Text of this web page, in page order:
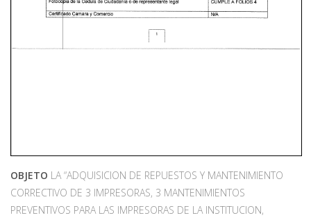
OBJETO LA “ADQUISICION DE REPUESTOS Y MANTENIMIENTO
CORRECTIVO DE 3 IMPRESORAS, 3 MANTENIMIENTOS
PREVENTIVOS PARA LAS IMPRESORAS DE LA INSTITUCION,